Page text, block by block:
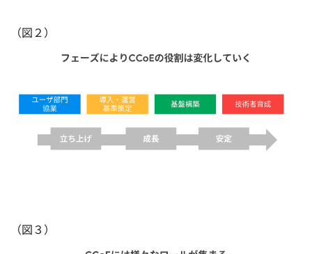
（図２）
（図３）